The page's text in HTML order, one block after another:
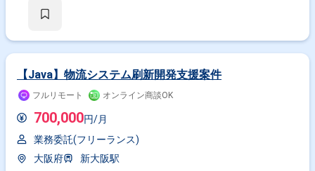
【Java】物流システム刷新開発支援案件
フルリモート オンライン商談OK
700,000円/月
業務委託(フリーランス)
大阪府
新大阪駅